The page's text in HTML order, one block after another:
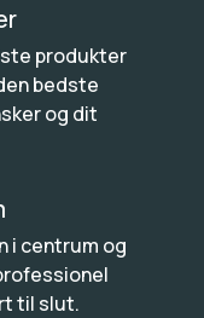
produkter
bedste
og dit
i centrum og
til slut.